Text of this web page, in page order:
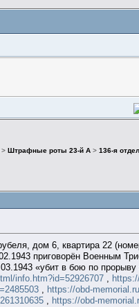
> Штрафные роты 23-й А >136-я
дом 6, квартира 22
приговорён Военным
«убит в бою по
info.htm?id=52926707 ,
, https://obd-
, https://obd-